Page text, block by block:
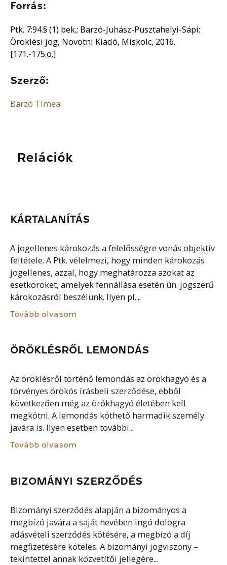
Forrás:
Ptk. 7:94.§ (1) bek.; Barzó-Juhász-Pusztahelyi-Sápi:
Öröklési jog, Novotni Kiadó, Miskolc, 2016.
[171.-175.o.]
Szerző:
Barzó Tímea
Relációk
KÁRTALANÍTÁS
A jogellenes károkozás a felelősségre vonás objektív
feltétele. A Ptk. vélelmezi, hogy minden károkozás
jogellenes, azzal, hogy meghatározza azokat az
esetköröket, amelyek fennállása esetén ún. jogszerű
károkozásról beszélünk. Ilyen pl....
Tovább olvasom
ÖRÖKLÉSRŐL LEMONDÁS
Az öröklésről történő lemondás az örökhagyó és a
törvényes örökös írásbeli szerződése, ebből
következően még az örökhagyó életében kell
megkötni. A lemondás köthető harmadik személy
javára is. Ilyen esetben további...
Tovább olvasom
BIZOMÁNYI SZERZŐDÉS
Bizományi szerződés alapján a bizományos a
megbízó javára a saját nevében ingó dologra
adásvételi szerződés kötésére, a megbízó a díj
megfizetésére köteles. A bizományi jogviszony –
tekintettel annak közvetítői jellegére...